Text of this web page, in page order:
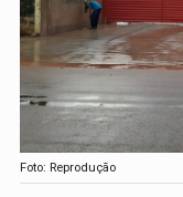
Foto: Reprodução